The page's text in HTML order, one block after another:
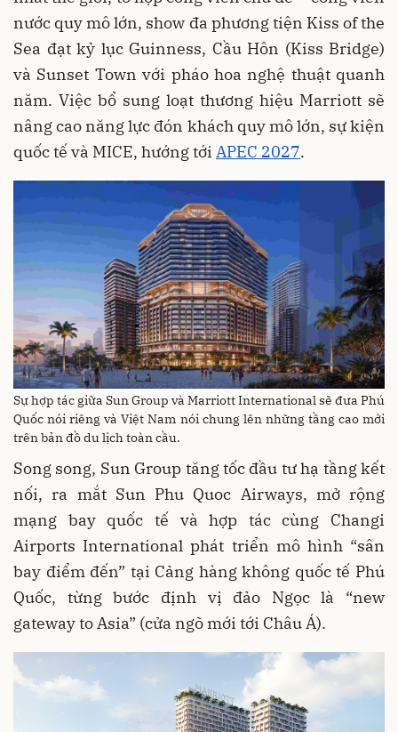
nước quy mô lớn, show đa phương tiện Kiss of the
Sea đạt kỷ lục Guinness, Cầu Hôn (Kiss Bridge)
và Sunset Town với pháo hoa nghệ thuật quanh
năm. Việc bổ sung loạt thương hiệu Marriott sẽ
nâng cao năng lực đón khách quy mô lớn, sự kiện
quốc tế và MICE, hướng tới APEC 2027.
Sự hợp tác giữa Sun Group và Marriott International sẽ đưa Phú
Quốc nói riêng và Việt Nam nói chung lên những tầng cao mới
trên bản đồ du lịch toàn cầu.
Song song, Sun Group tăng tốc đầu tư hạ tầng kết
nối, ra mắt Sun Phu Quoc Airways, mở rộng
mạng bay quốc tế và hợp tác cùng Changi
Airports International phát triển mô hình “sân
bay điểm đến” tại Cảng hàng không quốc tế Phú
Quốc, từng bước định vị đảo Ngọc là “new
gateway to Asia” (cửa ngõ mới tới Châu Á).